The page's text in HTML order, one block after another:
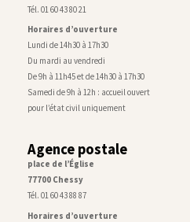
Tél. 01 60 43 80 21
Horaires d’ouverture
Lundi de 14h30 à 17h30
Du mardi au vendredi
De 9h à 11h45 et de 14h30 à 17h30
Samedi de 9h à 12h : accueil ouvert
pour l’état civil uniquement
Agence postale
place de l’Église
77700 Chessy
Tél. 01 60 43 88 87
Horaires d’ouverture